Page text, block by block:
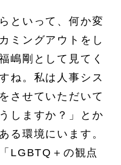
といって、何か変
ミングアウトをし
嶋剛として見てく
ね。私は人事シス
させていただいて
しますか？」とか
る環境にいます。
LGBTQ＋の観点